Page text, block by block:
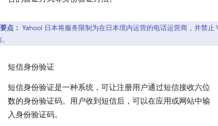
要点： Yahoo! 日本将服务限制为在日本境内运营的电话运营商，并禁止
短信身份验证
短信身份验证是一种系统，可让注册用户通过短信接收六位
数的身份验证码。用户收到短信后，可以在应用或网站中输
入身份验证码。